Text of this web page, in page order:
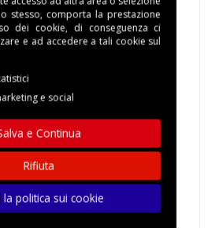
asportabile la
non è mai stata così
integrato nel gruppo
caldo e cremoso sin dalla prima
stesso, comporta la prestazione
dei cookie, di conseguenza ci
e ad accedere a tali cookie sul
e social
e Continua
Rifiuta
la politica sui cookie